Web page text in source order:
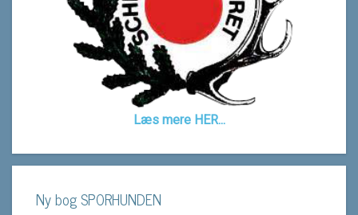
Læs mere HER...
Ny bog SPORHUNDEN